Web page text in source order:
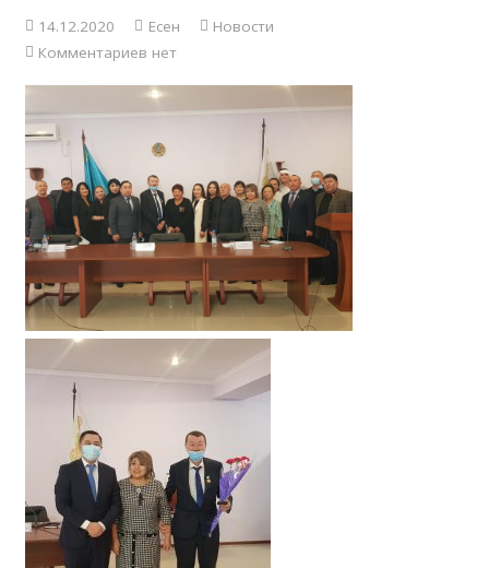
14.12.2020 Есен
Новости
Комментариев нет